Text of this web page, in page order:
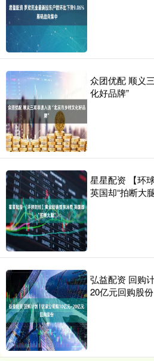
众团优配 顺义
化好品牌”
星星配资 【环
英国却“拍断大
弘益配资 回购
20亿元回购股份